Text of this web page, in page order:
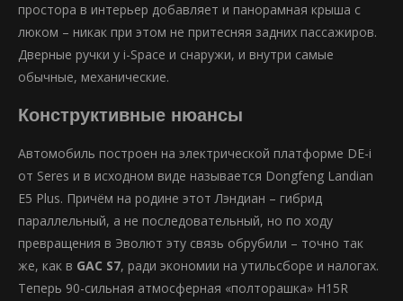
простора в интерьер добавляет и панорамная крыша с
люком – никак при этом не притесняя задних пассажиров.
Дверные ручки у i-Space и снаружи, и внутри самые
обычные, механические.
Конструктивные нюансы
Автомобиль построен на электрической платформе DE-i
от Seres и в исходном виде называется Dongfeng Landian
E5 Plus. Причём на родине этот Лэндиан – гибрид
параллельный, а не последовательный, но по ходу
превращения в Эволют эту связь обрубили – точно так
же, как в GAC S7, ради экономии на утильсборе и налогах.
Теперь 90-сильная атмосферная «полторашка» H15R